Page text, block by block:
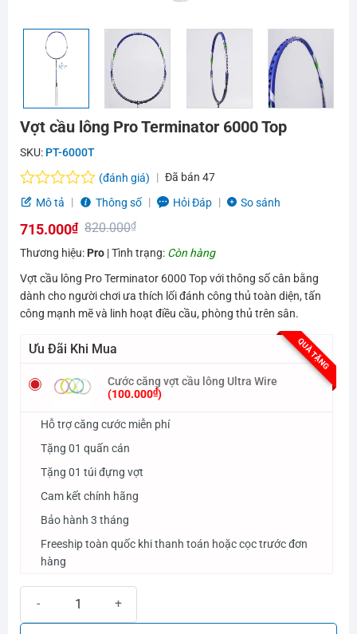
Vợt cầu lông Pro Terminator 6000 Top
SKU: PT-6000T
Được
hạng
0.0
5
sao
(đánh giá) Đã bán 47
Mô tả
Thông số Hỏi Đáp So sánh
820.000₫
Giá
là:
820.000₫.
715.000₫
Giá
hiện
tại
là:
Thương hiệu: Pro| Tình trạng: Còn hàng
Vợt cầu lông Pro Terminator 6000 Top với thông số cân bằng
dành cho người chơi ưa thích lối đánh công thủ toàn diện, tấn
công mạnh mẽ và linh hoạt điều cầu, phòng thủ trên sân.
QUÀ TẶNG
Ưu Đãi Khi Mua
Cước căng vợt cầu lông Ultra Wire
(100.000₫)
Hỗ trợ căng cước miễn phí
Tặng 01 quấn cán
Tặng 01 túi đựng vợt
Cam kết chính hãng
Bảo hành 3 tháng
Freeship toàn quốc khi thanh toán hoặc cọc trước đơn
hàng